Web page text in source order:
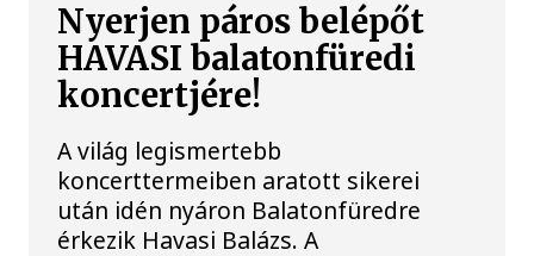
Nyerjen páros belépőt
HAVASI balatonfüredi
koncertjére!
A világ legismertebb
koncerttermeiben aratott sikerei
után idén nyáron Balatonfüredre
érkezik Havasi Balázs. A